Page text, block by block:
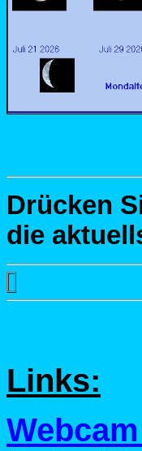
Drücken
die
Links: